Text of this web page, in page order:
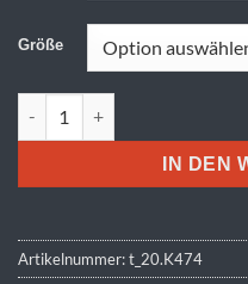
Größe
IN DEN
Artikelnummer:t_20.K474